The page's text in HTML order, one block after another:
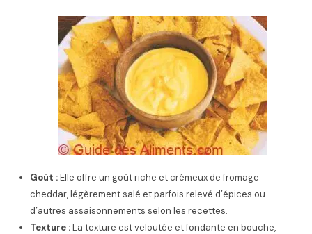
Goût :Elle offre un goût riche et crémeux de fromage
cheddar, légèrement salé et parfois relevé d’épices ou
d’autres assaisonnements selon les recettes.
Texture :La texture est veloutée et fondante en bouche,